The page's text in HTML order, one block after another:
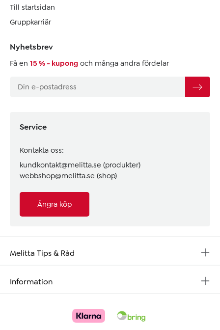
Service
Kontakta oss:
kundkontakt@melitta.se (produkter)
webbshop@melitta.se (shop)
Ångra köp
Melitta Tips & Råd
Information
Till startsidan
Gruppkarriär
Nyhetsbrev
Få en 15 % - kupong och många andra fördelar